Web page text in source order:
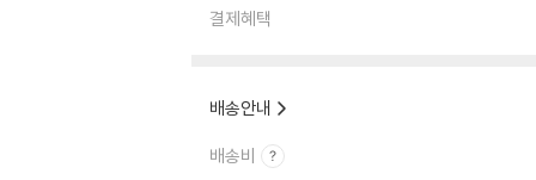
결제혜택
배송안내
배송비